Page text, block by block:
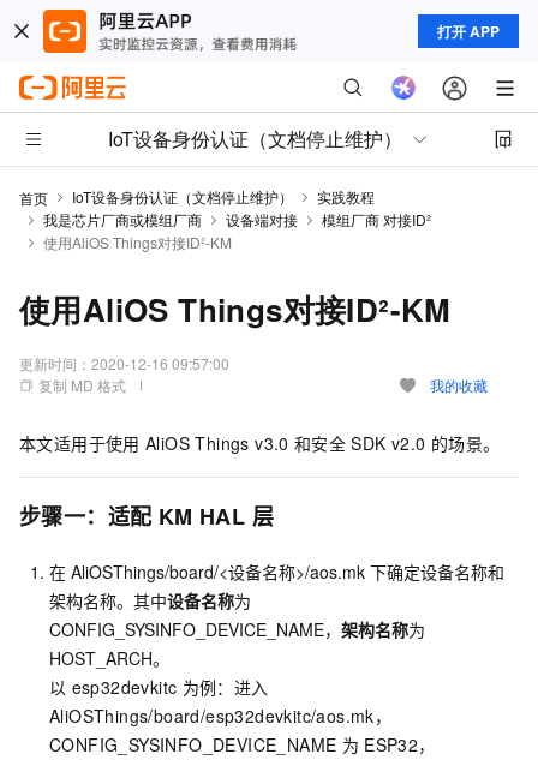
打开 APP
IoT设备身份认证（文档停止维护）
首页 IoT设备身份认证（文档停止维护）
实践教程
我是芯片厂商或模组厂商
设备端对接
模组厂商 对接ID²
使用AliOS Things对接ID²-KM
使用AliOS Things对接ID²-KM
更新时间： 2020-12-16 09:57:00
复制 MD 格式
我的收藏
本文适用于使用 AliOS Things v3.0 和安全 SDK v2.0 的场景。
步骤一：适配 KM HAL 层
在 AliOSThings/board/<设备名称>/aos.mk 下确定设备名称和
架构名称。其中设备名称为
CONFIG_SYSINFO_DEVICE_NAME， 架构名称为
HOST_ARCH。
以 esp32devkitc 为例：进入
AliOSThings/board/esp32devkitc/aos.mk，
CONFIG_SYSINFO_DEVICE_NAME 为 ESP32，